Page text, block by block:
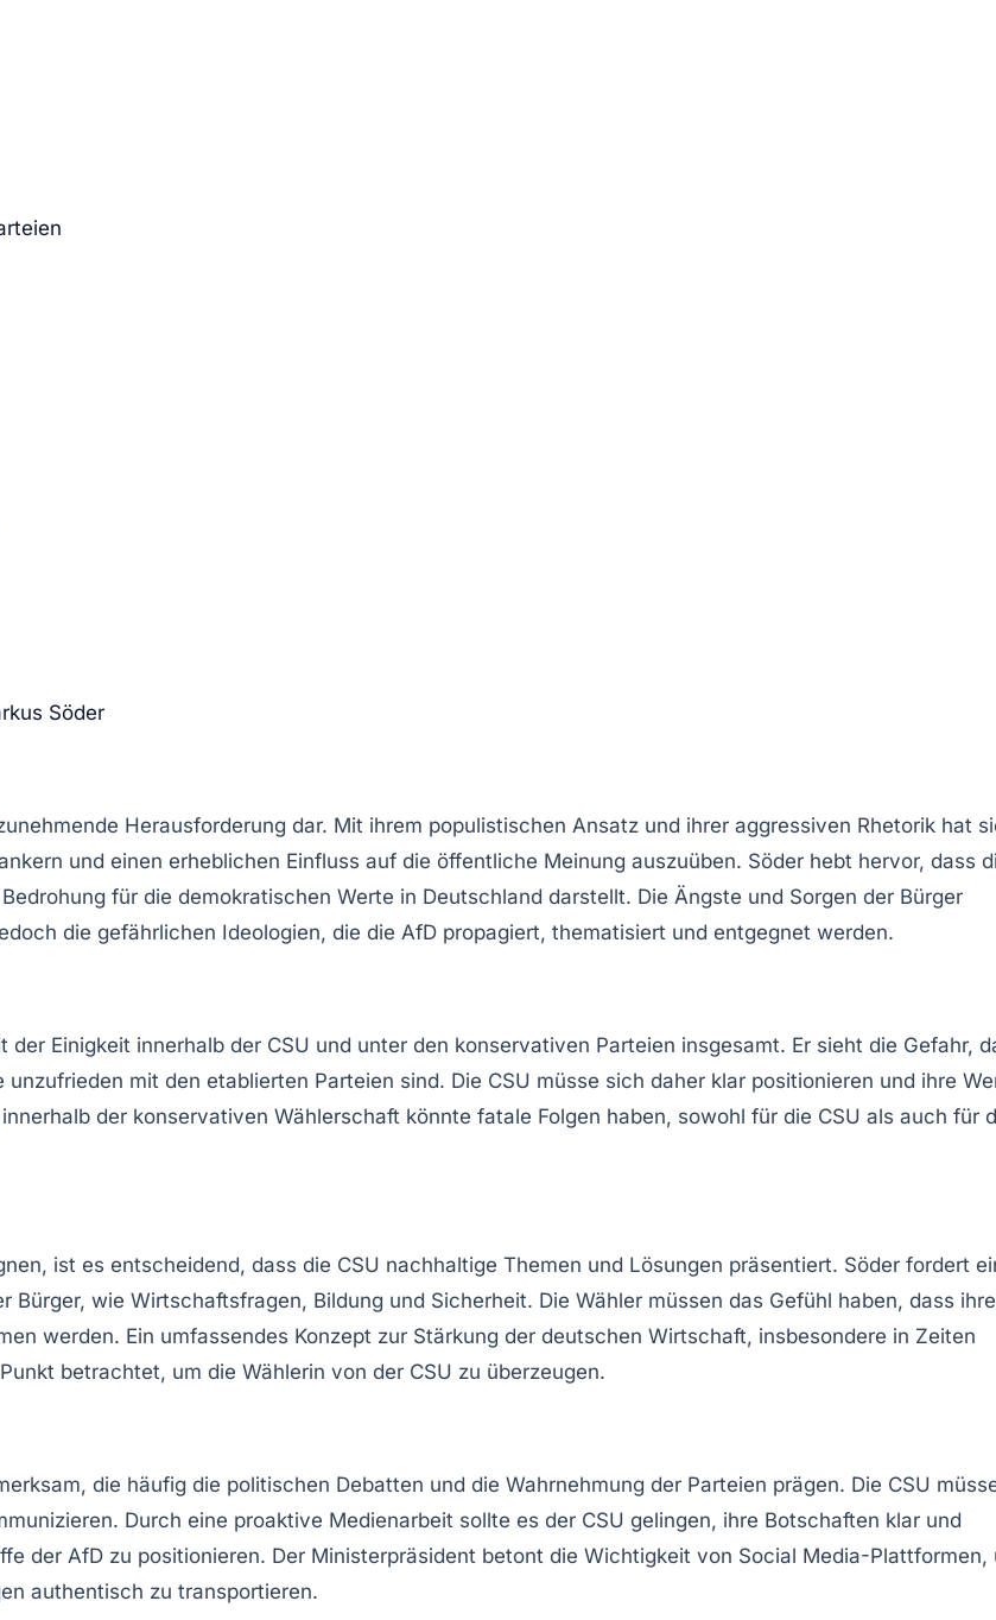
Söder
Herausforderung dar. Mit ihrem populistischen Ansatz und ihrer aggressiven Rhetorik hat
und einen erheblichen Einfluss auf die öffentliche Meinung auszuüben. Söder hebt hervor, dass
für die demokratischen Werte in Deutschland darstellt. Die Ängste und Sorgen der Bürger
die gefährlichen Ideologien, die die AfD propagiert, thematisiert und entgegnet werden.
der Einigkeit innerhalb der CSU und unter den konservativen Parteien insgesamt. Er sieht die Gefahr,
mit den etablierten Parteien sind. Die CSU müsse sich daher klar positionieren und ihre
der konservativen Wählerschaft könnte fatale Folgen haben, sowohl für die CSU als auch für
ist es entscheidend, dass die CSU nachhaltige Themen und Lösungen präsentiert. Söder fordert
Bürger, wie Wirtschaftsfragen, Bildung und Sicherheit. Die Wähler müssen das Gefühl haben, dass ihre
werden. Ein umfassendes Konzept zur Stärkung der deutschen Wirtschaft, insbesondere in Zeiten
betrachtet, um die Wählerin von der CSU zu überzeugen.
die häufig die politischen Debatten und die Wahrnehmung der Parteien prägen. Die CSU
Durch eine proaktive Medienarbeit sollte es der CSU gelingen, ihre Botschaften klar und
der AfD zu positionieren. Der Ministerpräsident betont die Wichtigkeit von Social Media-Plattformen,
authentisch zu transportieren.